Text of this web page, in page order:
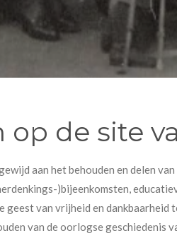
op de site
aan het behouden en delen
)bijeenkomsten,
geest van vrijheid en
van de oorlogse geschiedenis